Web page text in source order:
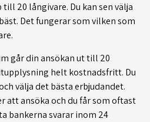
20 långivare. Du kan sen välja
Det fungerar som vilken som
går din ansökan ut till 20
helt kostnadsfritt. Du
välja det bästa erbjudandet.
att ansöka och du får som oftast
bankerna svarar inom 24